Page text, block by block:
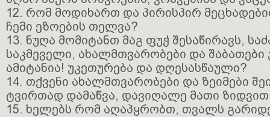
12. რომ მოდიხართ და პირისპირ
ჩემი ეზოების თელვა?
13. ნუღა მომიტანთ მაგ ფუჭ შესაწირავს,
საკმეველი, ახალმთვარობები და შაბათები
ამიტანია! უკეთურება და დღესასწაული?
14. თქვენი ახალმთვარობები და ზეიმები
ტვირთად დამაწვა, დავიღალე მათი
15. ხელებს რომ აღაპყრობთ, თვალს